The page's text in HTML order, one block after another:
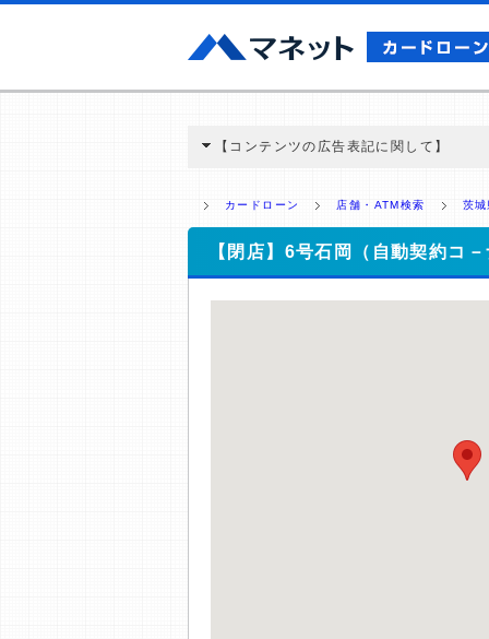
【コンテンツの広告表記に関して】
ミ収集などに基づき、公平性を担保した情
>提携企業一覧
カードローン 店舗・ATM検索 茨
【閉店】6号石岡（自動契約コ